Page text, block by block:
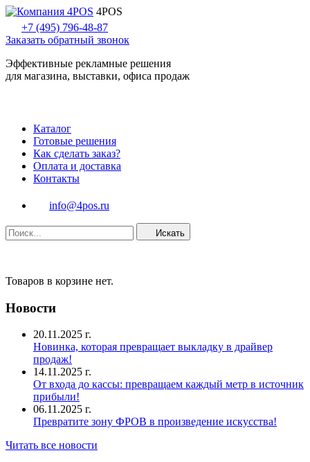
4POS
+7 (495) 796-48-87
Заказать обратный звонок
Эффективные рекламные решения
для магазина, выставки, офиса продаж
Каталог
Готовые решения
Как сделать заказ?
Оплата и доставка
Контакты
info@4pos.ru
Искать
Товаров в корзине нет.
Новости
20.11.2025 г.
Новинка, которая превращает выкладку в драйвер
продаж!
14.11.2025 г.
От входа до кассы: превращаем каждый метр в источник
прибыли!
06.11.2025 г.
Превратите зону ФРОВ в произведение искусства!
Читать все новости